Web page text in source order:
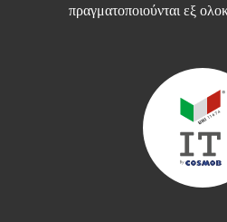
πραγματοποιούνται εξ